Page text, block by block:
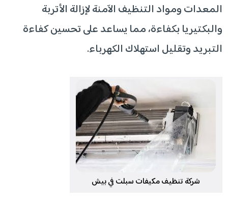
المعدات ومواد التنظيف الآمنة لإزالة الأتربة
والبكتيريا بكفاءة، مما يساعد على تحسين كفاءة
التبريد وتقليل استهلاك الكهرباء.
شركة تنظيف مكيفات سبلت في بيش